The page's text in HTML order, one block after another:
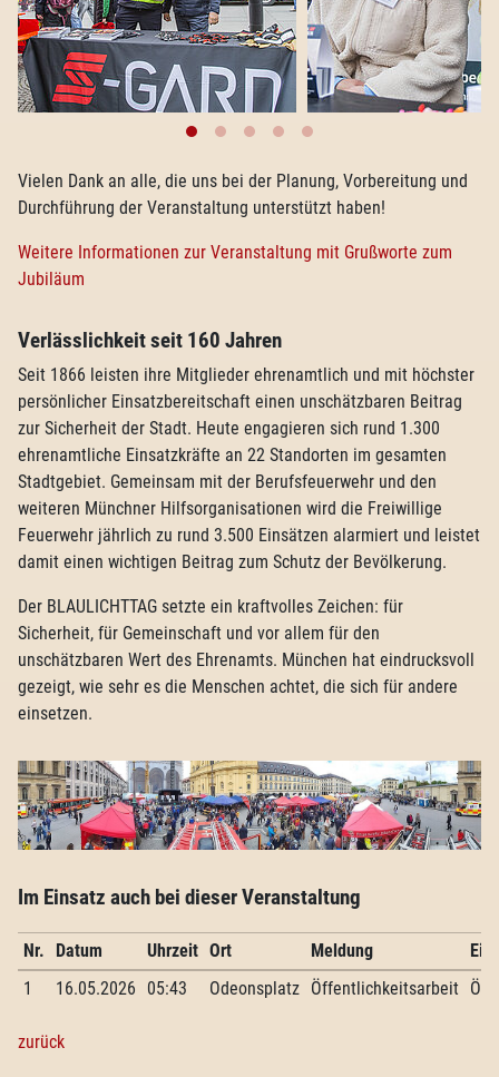
Vielen Dank an alle, die uns bei der Planung, Vorbereitung und
Durchführung der Veranstaltung unterstützt haben!
Weitere Informationen zur Veranstaltung mit Grußworte zum
Jubiläum
Verlässlichkeit seit 160 Jahren
Seit 1866 leisten ihre Mitglieder ehrenamtlich und mit höchster
persönlicher Einsatzbereitschaft einen unschätzbaren Beitrag
zur Sicherheit der Stadt. Heute engagieren sich rund 1.300
ehrenamtliche Einsatzkräfte an 22 Standorten im gesamten
Stadtgebiet. Gemeinsam mit der Berufsfeuerwehr und den
weiteren Münchner Hilfsorganisationen wird die Freiwillige
Feuerwehr jährlich zu rund 3.500 Einsätzen alarmiert und leistet
damit einen wichtigen Beitrag zum Schutz der Bevölkerung.
Der BLAULICHTTAG setzte ein kraftvolles Zeichen: für
Sicherheit, für Gemeinschaft und vor allem für den
unschätzbaren Wert des Ehrenamts. München hat eindrucksvoll
gezeigt, wie sehr es die Menschen achtet, die sich für andere
einsetzen.
Im Einsatz auch bei dieser Veranstaltung
Nr. Datum Uhrzeit Ort Meldung
1
16.05.2026 05:43 Odeonsplatz Öffentlichkeitsarbeit
zurück